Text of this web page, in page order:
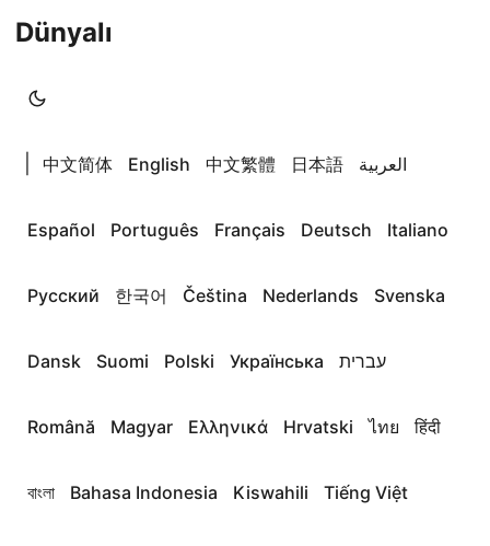
Dünyalı
中文简体 English 中文繁體 日本語 العربية
Español Português Français Deutsch Italiano
Русский 한국어 Čeština Nederlands Svenska
Dansk Suomi Polski Українська עברית
Română Magyar Ελληνικά Hrvatski ไทย हिंदी
বাংলা Bahasa Indonesia Kiswahili Tiếng Việt